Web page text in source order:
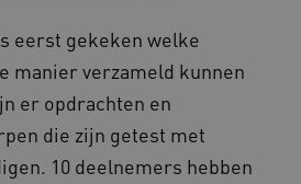
eerst gekeken welke
manier verzameld kunnen
er opdrachten en
die zijn getest met
10 deelnemers hebben
Cloudflare Inc.
.vimeo.com
Google Privacy Policy